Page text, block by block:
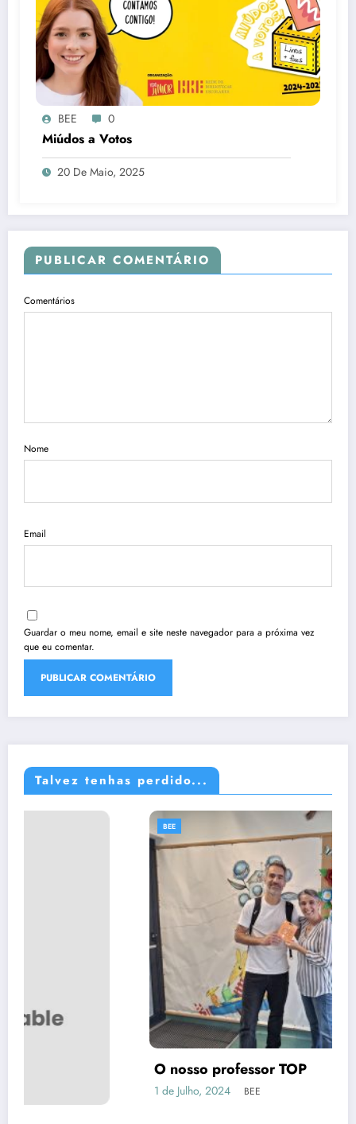
BEE 0
Miúdos a Votos
20 De Maio, 2025
PUBLICAR COMENTÁRIO
Comentários
Nome
Email
Guardar o meu nome, email e site neste navegador para a próxima vez
que eu comentar.
Talvez tenhas perdido...
O nosso professor TOP